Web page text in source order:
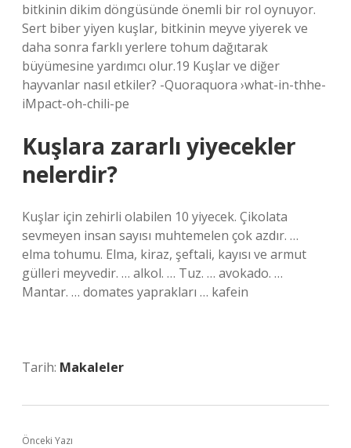
bitkinin dikim döngüsünde önemli bir rol oynuyor.
Sert biber yiyen kuşlar, bitkinin meyve yiyerek ve
daha sonra farklı yerlere tohum dağıtarak
büyümesine yardımcı olur.19 Kuşlar ve diğer
hayvanlar nasıl etkiler? -Quoraquora ›what-in-thhe-
iMpact-oh-chili-pe
Kuşlara zararlı yiyecekler
nelerdir?
Kuşlar için zehirli olabilen 10 yiyecek. Çikolata
sevmeyen insan sayısı muhtemelen çok azdır. …
elma tohumu. Elma, kiraz, şeftali, kayısı ve armut
gülleri meyvedir. … alkol. … Tuz. … avokado. …
Mantar. … domates yaprakları … kafein
Tarih: Makaleler
Önceki Yazı